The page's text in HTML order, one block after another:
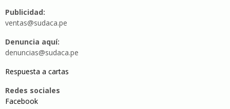
Publicidad:
ventas@sudaca.pe
Denuncia aquí:
denuncias@sudaca.pe
Respuesta a cartas
Redes sociales
Facebook